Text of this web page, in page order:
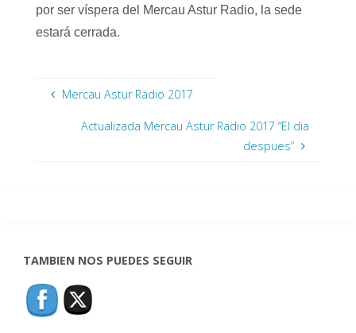
por ser víspera del Mercau Astur Radio, la sede
estará cerrada.
Mercau Astur Radio 2017
Actualizada Mercau Astur Radio 2017 “El dia
despues”
TAMBIEN NOS PUEDES SEGUIR